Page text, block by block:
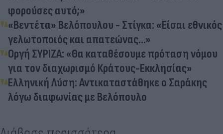
φορούσες αυτό;»
«Βεντέτα» Βελόπουλου - Στίγκα: «Είσαι εθνικός
γελωτοποιός και απατεώνας...»
Οργή ΣΥΡΙΖΑ: «Θα καταθέσουμε πρόταση νόμου
για τον διαχωρισμό Κράτους-Εκκλησίας»
Ελληνική Λύση: Αντικαταστάθηκε ο Σαράκης
λόγω διαφωνίας με Βελόπουλο